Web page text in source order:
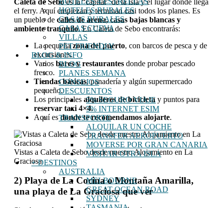
HOTELES RURALES
CASAS RURALES
CASAS CUEVA
VILLAS
PET FRIENDLY
BLOG & INFO
BLOG
PLANES SEMANA
CONSEJOS
DESCUENTOS
5% SEGURO VIAJE
5% INTERNET ESIM
TRANSPORTE
ALQUILAR UN COCHE
TRANSFER AEROPUERTO
MOVERSE POR GRAN CANARIA
VISITAR OTRA ISLA
+ DESTINOS
AUSTRALIA
MELBOURNE
GREAT OCEAN ROAD
SYDNEY
el ferry. Aquí empiezan y terminan casi todos los planes. Es
un pueblo de calles de arena, casas bajas blancas y
ambiente tranquilo. En Caleta de Sebo encontrarás:
La pequeñazona del puerto, con barcos de pesca y de
excursiones.
Varios bares y restaurantes donde probar pescado
fresco.
Tiendas básicas, panadería y algún supermercado
pequeño.
Los principales alquileres de bicicleta y puntos para
reservar taxi 4×4.
Aquí esdonde te recomendamos alojarte.
Vistas a Caleta de Sebo desde nuestro Alojamiento en La
Graciosa
2) Playa de La Cocina o Montaña Amarilla,
una playa de La Graciosa que ver